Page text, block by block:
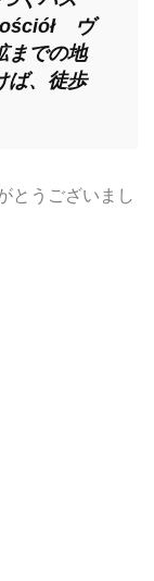
ヴ
までの地
ば、徒歩
とうございまし